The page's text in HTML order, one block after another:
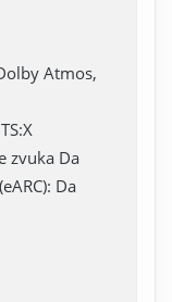
Atmos,
zvuka Da
Da